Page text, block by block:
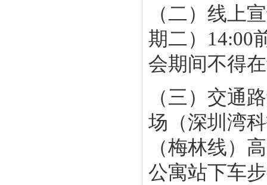
（二）线上
期二）14:00
会期间不得
（三）交通
场（深圳湾
（梅林线）
公寓站下车